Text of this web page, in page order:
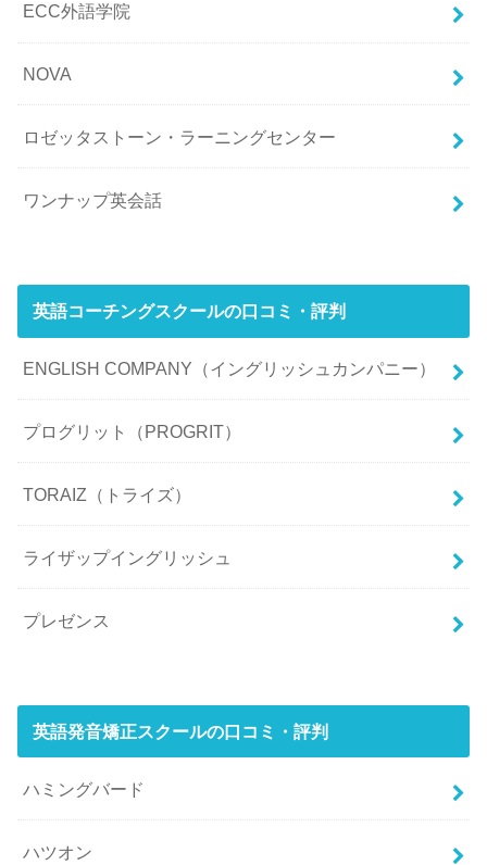
ECC外語学院
NOVA
ロゼッタストーン・ラーニングセンター
ワンナップ英会話
英語コーチングスクールの口コミ・評判
ENGLISH COMPANY（イングリッシュカンパニー）
プログリット（PROGRIT）
TORAIZ（トライズ）
ライザップイングリッシュ
プレゼンス
英語発音矯正スクールの口コミ・評判
ハミングバード
ハツオン